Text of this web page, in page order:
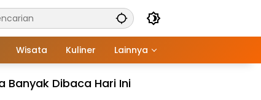
Wisata Kuliner Lainnya
Banyak Dibaca Hari Ini